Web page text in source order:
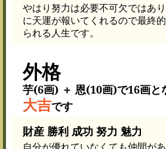
やはり努力は必要不可欠ではあ
に天運が報いてくれるので最終
られる人生です。
外格
芋(6画) ＋ 恩(10画)で16画と
大吉です
財産 勝利 成功 努力 魅力